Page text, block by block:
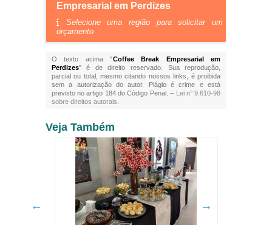
Empresarial em Perdizes
Selecione uma região para solicitar um
orçamento
O texto acima "Coffee Break Empresarial em
Perdizes" é de direito reservado. Sua reprodução,
parcial ou total, mesmo citando nossos links, é proibida
sem a autorização do autor. Plágio é crime e está
previsto no artigo 184 do Código Penal. – Lei n° 9.610-98
sobre direitos autorais
Veja Também